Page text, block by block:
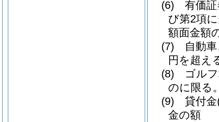
(6)
有価
び第2項
額面金額
(7)
自動
円を超え
(8)
ゴル
のに限る
(9)
貸付金
金の額